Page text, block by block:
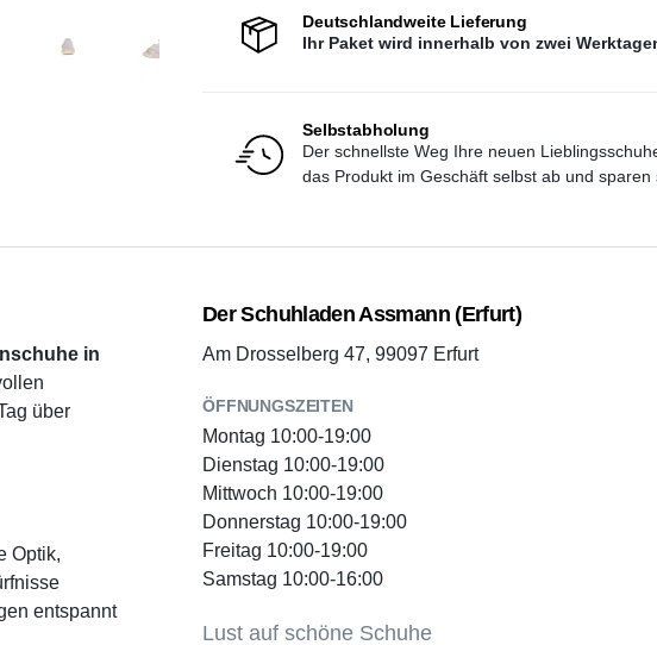
Deutschlandweite Lieferung
Ihr Paket wird innerhalb von zwei
Selbstabholung
Der schnellste Weg Ihre neuen
das Produkt im Geschäft selbst ab und sparen
in
über
Optik,
entspannt
Der Schuhladen Assmann (Erfurt)
Am Drosselberg 47, 99097 Erfurt
ÖFFNUNGSZEITEN
Montag 10:00-19:00
Dienstag 10:00-19:00
Mittwoch 10:00-19:00
Donnerstag 10:00-19:00
Freitag 10:00-19:00
Samstag 10:00-16:00
Lust auf schöne Schuhe